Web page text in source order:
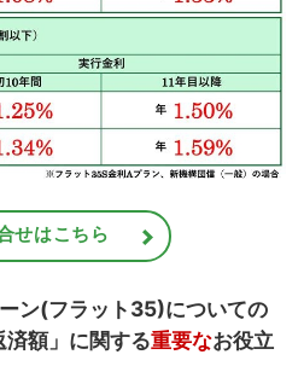
せはこちら
ン(フラット35)についての
額」に関する重要なお役立